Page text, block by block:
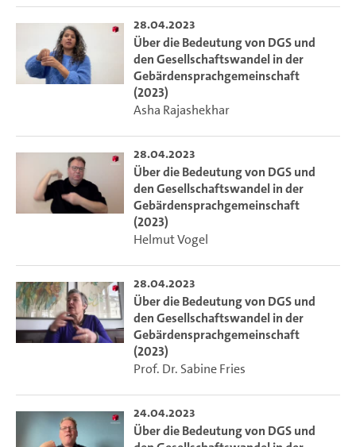
28.04.2023
Über die Bedeutung von DGS und
den Gesellschaftswandel in der
Gebärdensprachgemeinschaft
(2023)
Asha Rajashekhar
28.04.2023
Über die Bedeutung von DGS und
den Gesellschaftswandel in der
Gebärdensprachgemeinschaft
(2023)
Helmut Vogel
28.04.2023
Über die Bedeutung von DGS und
den Gesellschaftswandel in der
Gebärdensprachgemeinschaft
(2023)
Prof. Dr. Sabine Fries
24.04.2023
Über die Bedeutung von DGS und